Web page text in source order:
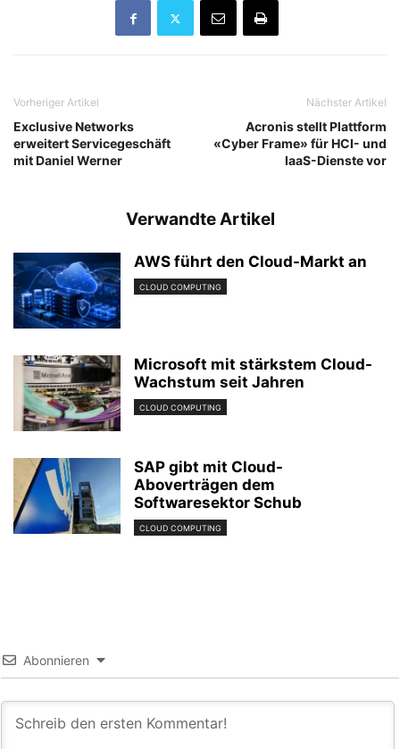
Vorheriger Artikel
Exclusive Networks
erweitert Servicegeschäft
mit Daniel Werner
Nächster Artikel
Acronis stellt Plattform
«Cyber Frame» für HCI- und
IaaS-Dienste vor
Verwandte Artikel
AWS führt den Cloud-Markt an
CLOUD COMPUTING
Microsoft mit stärkstem Cloud-
Wachstum seit Jahren
CLOUD COMPUTING
SAP gibt mit Cloud-
Aboverträgen dem
Softwaresektor Schub
CLOUD COMPUTING
Abonnieren